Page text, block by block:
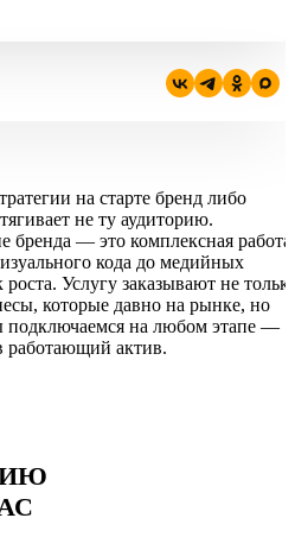
на старте бренд либо
не ту аудиторию.
бренда — это комплексная работа
кода до медийных
Услугу заказывают не
которые давно на рынке, но
подключаемся на любом этапе —
работающий актив.